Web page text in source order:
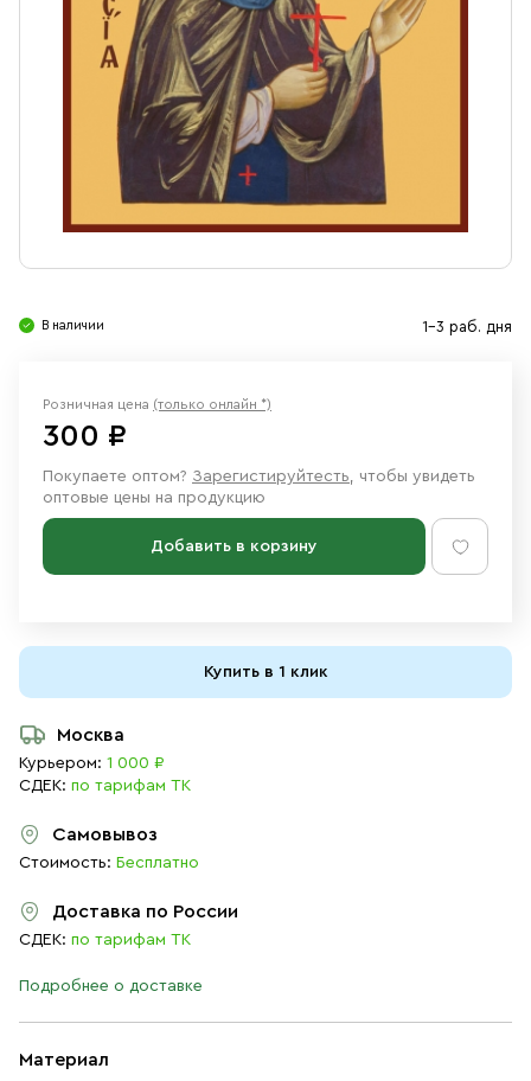
Ювелирные изделия
В наличии 1-3 раб. дня
Материал
Розничная цена (только онлайн *)
300 ₽
Покупаете оптом? Зарегистируйтесть, чтобы увидеть
оптовые цены на продукцию
Добавить в корзину
Купить в 1 клик
Москва
Курьером: 1 000 ₽
СДЕК: по тарифам ТК
Самовывоз
Стоимость: Бесплатно
Доставка по России
СДЕК: по тарифам ТК
Подробнее о доставке